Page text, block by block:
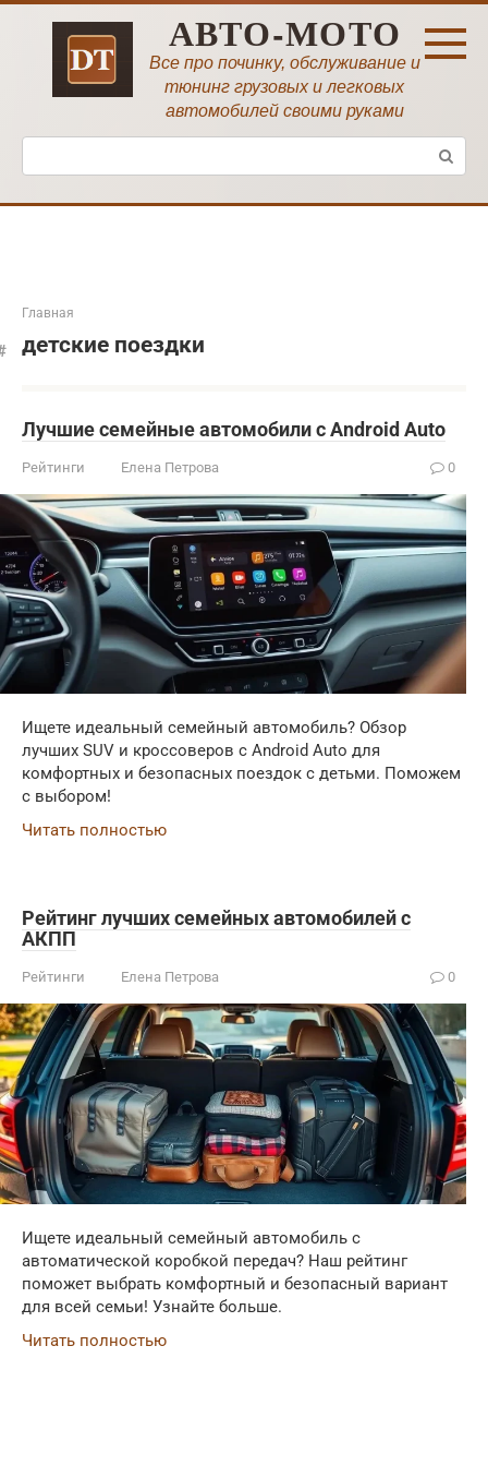
Перейти
АВТО-МОТО
Все про починку, обслуживание и
тюнинг грузовых и легковых
автомобилей своими руками
Поиск:
Главная
детские поездки
Лучшие семейные автомобили с Android Auto
Рейтинги Елена Петрова 0
Ищете идеальный семейный автомобиль? Обзор
лучших SUV и кроссоверов с Android Auto для
комфортных и безопасных поездок с детьми. Поможем
с выбором!
Читать полностью
Рейтинг лучших семейных автомобилей с
АКПП
Рейтинги Елена Петрова 0
Ищете идеальный семейный автомобиль с
автоматической коробкой передач? Наш рейтинг
поможет выбрать комфортный и безопасный вариант
для всей семьи! Узнайте больше.
Читать полностью